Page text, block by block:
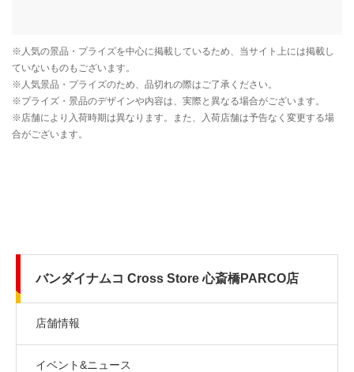
バンダイナムコ Cross Store 心斎橋PARCO店
店舗情報
イベント&ニュース